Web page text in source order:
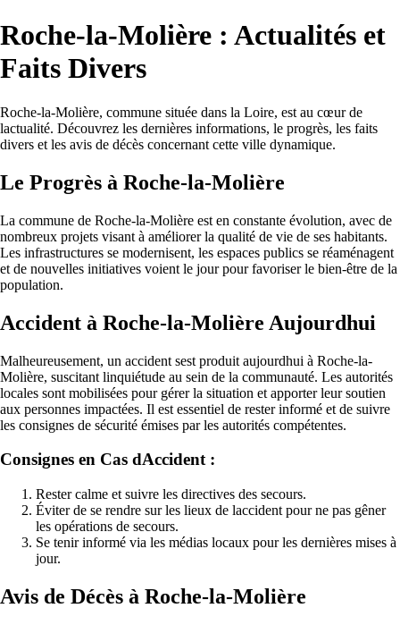
Roche-la-Molière : Actualités et
Faits Divers
Roche-la-Molière, commune située dans la Loire, est au cœur de
lactualité. Découvrez les dernières informations, le progrès, les faits
divers et les avis de décès concernant cette ville dynamique.
Le Progrès à Roche-la-Molière
La commune de Roche-la-Molière est en constante évolution, avec de
nombreux projets visant à améliorer la qualité de vie de ses habitants.
Les infrastructures se modernisent, les espaces publics se réaménagent
et de nouvelles initiatives voient le jour pour favoriser le bien-être de la
population.
Accident à Roche-la-Molière Aujourdhui
Malheureusement, un accident sest produit aujourdhui à Roche-la-
Molière, suscitant linquiétude au sein de la communauté. Les autorités
locales sont mobilisées pour gérer la situation et apporter leur soutien
aux personnes impactées. Il est essentiel de rester informé et de suivre
les consignes de sécurité émises par les autorités compétentes.
Consignes en Cas dAccident :
Rester calme et suivre les directives des secours.
Éviter de se rendre sur les lieux de laccident pour ne pas gêner
les opérations de secours.
Se tenir informé via les médias locaux pour les dernières mises à
jour.
Avis de Décès à Roche-la-Molière